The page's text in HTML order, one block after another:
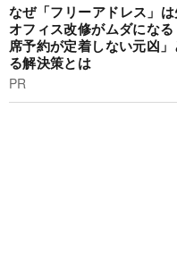
なぜ「フリーアドレス」
オフィス改修がムダにな
席予約が定着しない元凶
る解決策とは
PR